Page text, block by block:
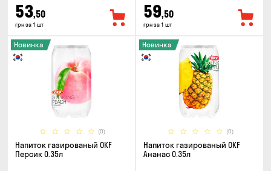
53,50
грн за 1 шт
59,50
грн за 1 шт
(0)
Новинка
Напиток газированый OKF
Персик 0.35л
(0)
Новинка
Напиток газированый OKF
Ананас 0.35л